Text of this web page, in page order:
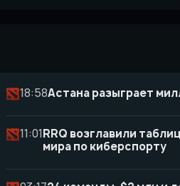
18:58Астана разыграет
11:01RRQ возглавили
мира по киберспорту